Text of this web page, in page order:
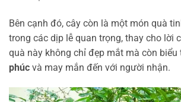
Bên cạnh đó, cây còn là một món quà
trong các dịp lễ quan trọng, thay cho lời
quà này không chỉ đẹp mắt mà còn biểu
phúc và may mắn đến với người nhận.